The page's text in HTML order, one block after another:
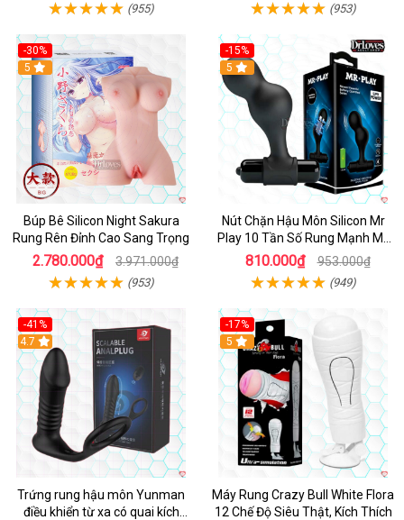
(955) (953)
-30%
Hot
5
Búp Bê Silicon Night Sakura
Rung Rên Đỉnh Cao Sang Trọng
2.780.000₫ 3.971.000₫
(953)
-15%
Hot
5
Nút Chặn Hậu Môn Silicon Mr
Play 10 Tần Số Rung Mạnh Mẽ
Kích Thích
810.000₫ 953.000₫
(949)
-41%
Hot
4.7
Trứng rung hậu môn Yunman
điều khiển từ xa có quai kích
-17%
5
Máy Rung Crazy Bull White Flora
12 Chế Độ Siêu Thật, Kích Thích